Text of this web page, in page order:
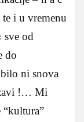
i u vremenu
sve od
do
ni snova
!… Mi
“kultura”